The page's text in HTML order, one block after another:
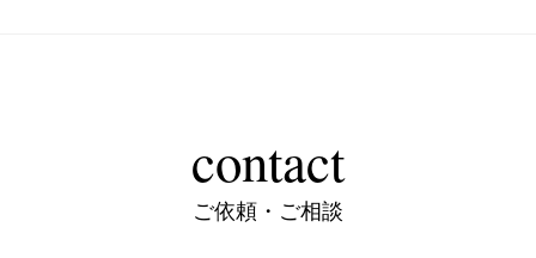
contact
ご依頼・ご相談